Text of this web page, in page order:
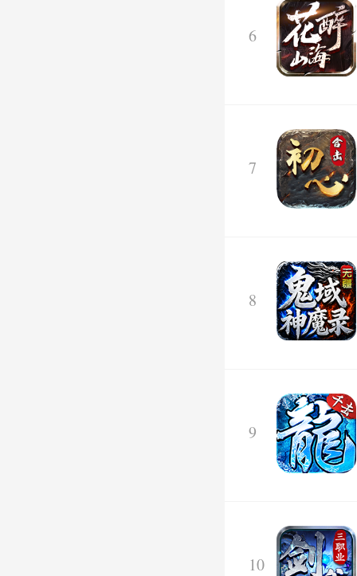
6
7
8
9
10